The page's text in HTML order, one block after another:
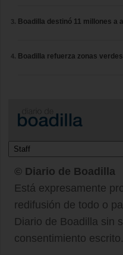
Boadilla destinó 11 millones a
Boadilla refuerza zonas
© Diario de Boadilla
Está expresamente
redifusión de todo o
Diario de Boadilla sin
consentimiento escrito.